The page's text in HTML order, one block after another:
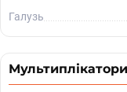
Галузь
Мультиплікатори